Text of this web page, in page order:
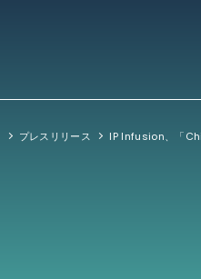
プレスリリース